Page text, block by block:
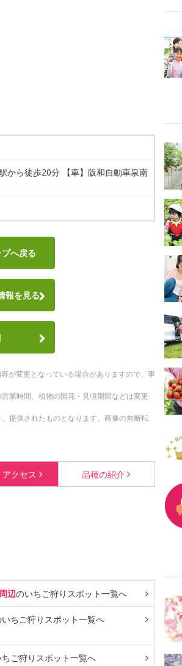
から徒歩20分 【車】阪和自動車泉南
へ戻る
報を見る
が変更となっている場合がありますので、事
業時間、植物の開花・見頃期間などは変更
提供されたものとなります。画像の無断転
アクセス 品種の紹介
辺のいちご狩り スポット一覧へ
ちご狩り スポット一覧へ
ご狩り スポット一覧へ